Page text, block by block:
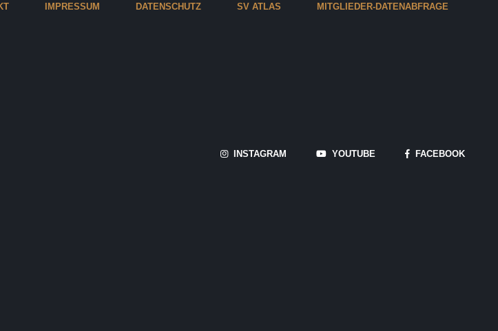
IMPRESSUM DATENSCHUTZ SV ATLAS MITGLIEDER-DATENABFRAGE
INSTAGRAM YOUTUBE FACEBOOK